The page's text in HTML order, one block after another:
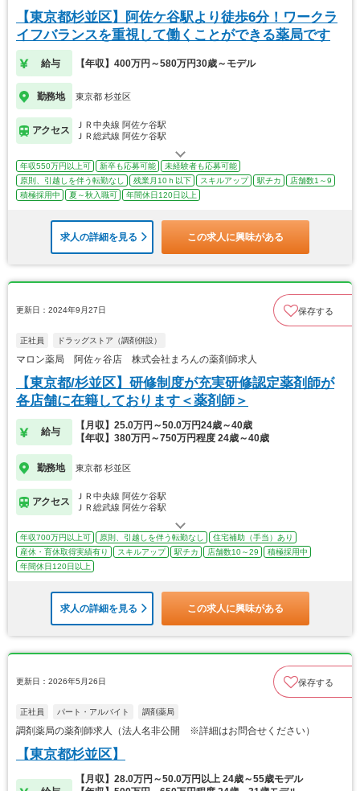
【東京都杉並区】阿佐ケ谷駅より徒歩6分！ワークラ
イフバランスを重視して働くことができる薬局です
給与 【年収】400万円～580万円30歳～モデル
勤務地 東京都 杉並区
アクセス
ＪＲ中央線 阿佐ケ谷駅
ＪＲ総武線 阿佐ケ谷駅
年収550万円以上可 新卒も応募可能
未経験者も応募可能
原則、引越しを伴う転勤なし
残業月10ｈ以下 スキルアップ 駅チカ
店舗数1～9
積極採用中
夏～秋入職可 年間休日120日以上
求人の詳細を見る この求人に興味がある
更新日：2024年9月27日 保存する
正社員 ドラッグストア（調剤併設）
マロン薬局 阿佐ヶ谷店 株式会社まろんの薬剤師求人
【東京都/杉並区】研修制度が充実研修認定薬剤師が
各店舗に在籍しております＜薬剤師＞
給与
【月収】25.0万円～50.0万円24歳～40歳
【年収】380万円～750万円程度 24歳～40歳
勤務地 東京都 杉並区
アクセス
ＪＲ中央線 阿佐ケ谷駅
ＪＲ総武線 阿佐ケ谷駅
年収700万円以上可 原則、引越しを伴う転勤なし
住宅補助（手当）あり
産休・育休取得実績有り
スキルアップ 駅チカ 店舗数10～29
積極採用中
年間休日120日以上
求人の詳細を見る この求人に興味がある
更新日：2026年5月26日 保存する
正社員 パート・アルバイト 調剤薬局
調剤薬局の薬剤師求人（法人名非公開 ※詳細はお問合せください）
【東京都杉並区】
【月収】28.0万円～50.0万円以上 24歳～55歳モデル